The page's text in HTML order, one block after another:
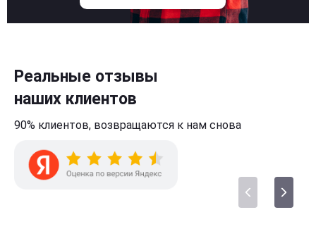
Реальные отзывы
наших клиентов
90% клиентов, возвращаются к нам снова